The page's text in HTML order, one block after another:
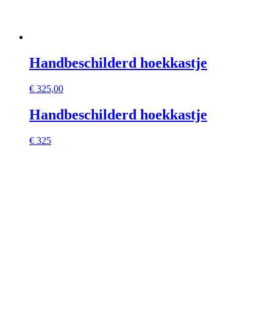
Handbeschilderd hoekkastje
€ 325,00
Handbeschilderd hoekkastje
€ 325